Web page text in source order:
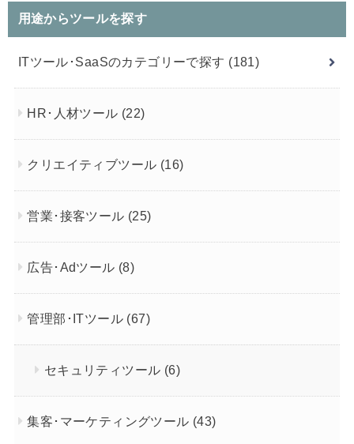
用途からツールを探す
ITツール･SaaSのカテゴリーで探す (181)
HR･人材ツール (22)
クリエイティブツール (16)
営業･接客ツール (25)
広告･Adツール (8)
管理部･ITツール (67)
セキュリティツール (6)
集客･マーケティングツール (43)